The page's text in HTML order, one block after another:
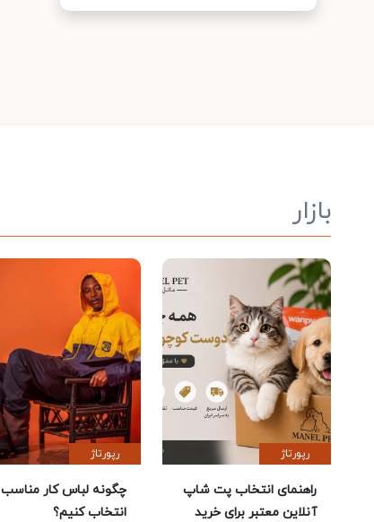
بازار
رپورتاژ
راهنمای انتخاب پت شاپ
آنلاین معتبر برای خرید
رپورتاژ
چگونه لباس کار مناسب
انتخاب کنیم؟